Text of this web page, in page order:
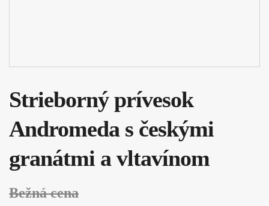
Strieborný prívesok
Andromeda s českými
granátmi a vltavínom
Bežná cena